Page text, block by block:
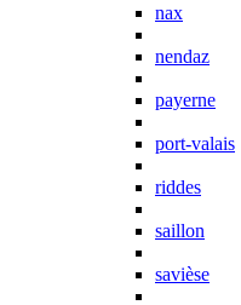
nax
nendaz
payerne
port-valais
riddes
saillon
savièse